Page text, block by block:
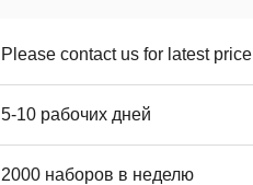
Please contact us for latest price
5-10 рабочих дней
2000 наборов в неделю